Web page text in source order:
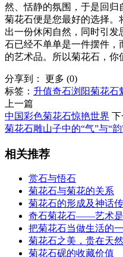
然、恬静的氛围，于是回归
菊花石便是您最好的选择。
出一份休闲自然，同时引
石已经不单单是一件摆件，
的艺术品。所以菊花石，你
分享到： 更多 (0)
标签： 升值奇石浏阳菊花石
上一篇
中国彩色菊花石惊艳世界 下
菊花石雕山子中的“气”与“韵
相关推荐
赏石与悟石
菊花石与菊花的关系
菊花石的形成及神话
奇石菊花石——艺术
把菊花石当做生活的
菊花石之美，贵在天然
菊花石砚的收藏价值